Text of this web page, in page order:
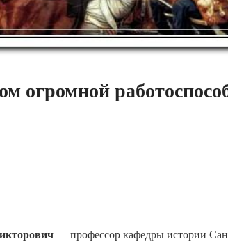
огромной
— профессор кафедры истории